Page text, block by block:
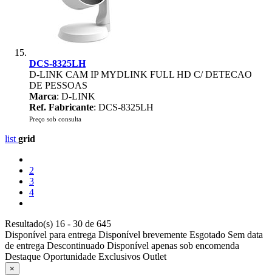
DCS-8325LH
D-LINK CAM IP MYDLINK FULL HD C/ DETECAO
DE PESSOAS
Marca: D-LINK
Ref. Fabricante: DCS-8325LH
Preço sob consulta
list grid
2
3
4
Resultado(s) 16 - 30 de 645
Disponível para entrega Disponível brevemente Esgotado Sem data
de entrega Descontinuado Disponível apenas sob encomenda
Destaque Oportunidade Exclusivos Outlet
×